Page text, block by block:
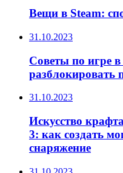
Вещи в Steam:
31.10.2023
Советы по игре
разблокировать
31.10.2023
Искусство
3: как создать
снаряжение